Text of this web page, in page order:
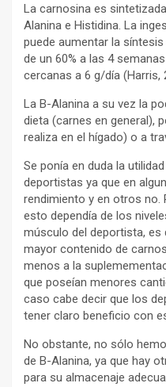
La carnosina es
Alanina e Histidina. La
puede aumentar la
de un 60% a las 4
cercanas a 6 g/día (Harris,
La B-Alanina a su vez la
dieta (carnes en general),
realiza en el hígado) o a
Se ponía en duda la
deportistas ya que en
rendimiento y en otros no.
esto dependía de los
músculo del deportista, es
mayor contenido de
menos a la
que poseían menores
caso cabe decir que los
tener claro beneficio con
No obstante, no sólo
de B-Alanina, ya que hay
para su almacenaje